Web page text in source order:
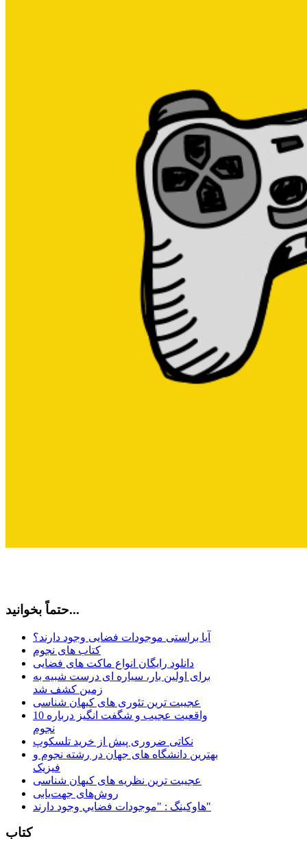
حتماً بخوانید...
آیا براستی موجودات فضایی وجود دارند؟
کتاب های نجوم
دانلود رایگان انواع ماکت های فضایی
برای اولین بار، سیاره ای درست شبیه به
زمین کشف شد
عجیبت ترین تئوری های کیهان شناسی
10 واقعیت عجیب و شگفت انگیز درباره
نجوم
نکاتی ضروری پیش از خرید تلسکوپ
بهترین دانشگاه های جهان در رشته نجوم و
فیزیک
عجیبت ترین نظریه های کیهان شناسی
روش‌های جهت‌یابی
هاوكينگ : "موجودات فضايي وجود دارند"
کتاب